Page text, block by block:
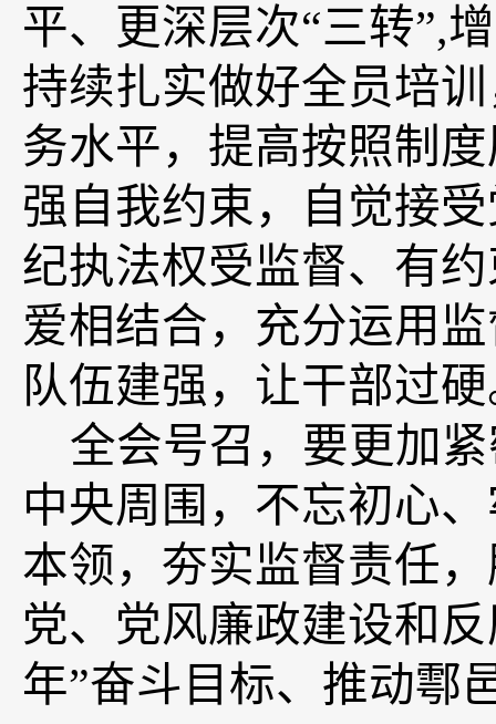
平、更深层次“三转”,
持续扎实做好全员培
务水平，提高按照制
强自我约束，自觉接
纪执法权受监督、有
爱相结合，充分运用
队伍建强，让干部过
全会号召， 要更加
中央周围，不忘初心
本领，夯实监督责任
党、党风廉政建设和
年”奋斗目标、推动鄠